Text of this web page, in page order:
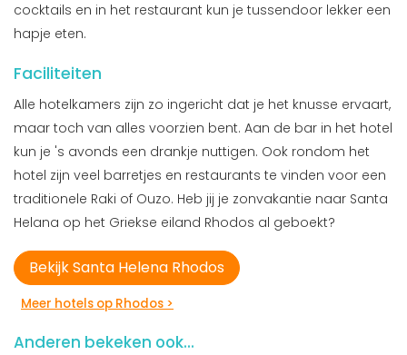
cocktails en in het restaurant kun je tussendoor lekker een
hapje eten.
Faciliteiten
Alle hotelkamers zijn zo ingericht dat je het knusse ervaart,
maar toch van alles voorzien bent. Aan de bar in het hotel
kun je 's avonds een drankje nuttigen. Ook rondom het
hotel zijn veel barretjes en restaurants te vinden voor een
traditionele Raki of Ouzo. Heb jij je zonvakantie naar Santa
Helana op het Griekse eiland Rhodos al geboekt?
Bekijk Santa Helena Rhodos
Meer hotels op Rhodos >
Anderen bekeken ook...